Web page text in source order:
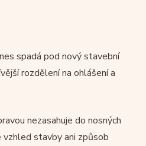
spadá pod nový stavební
rozdělení na ohlášení a
nezasahuje do nosných
vzhled stavby ani způsob